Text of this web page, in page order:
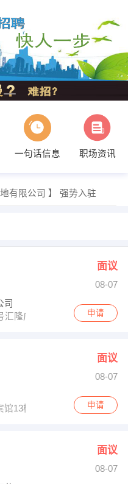
一句话信息
职场资讯
有限公司 】 强势入驻
表 ] 招聘信息
招聘信息
工作室 】 强势入驻
面议
08-07
司
汇隆广场1单元1301＃申请
面议
08-07
馆13楼
申请
面议
08-07